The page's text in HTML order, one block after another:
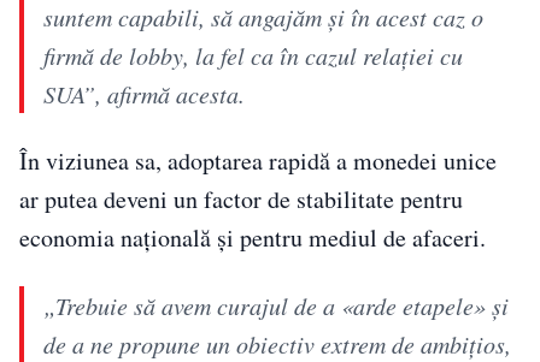
suntem capabili, să angajăm și în acest caz o
firmă de lobby, la fel ca în cazul relației cu
SUA”, afirmă acesta.
În viziunea sa, adoptarea rapidă a monedei unice
ar putea deveni un factor de stabilitate pentru
economia națională și pentru mediul de afaceri.
„Trebuie să avem curajul de a «arde etapele» și
de a ne propune un obiectiv extrem de ambițios,